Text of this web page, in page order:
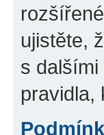
ujistěte,
s dalšími
pravidla,